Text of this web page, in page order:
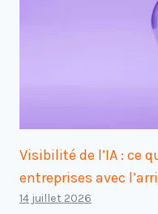
Visibilité de l’IA : ce
entreprises avec
14 juillet 2026